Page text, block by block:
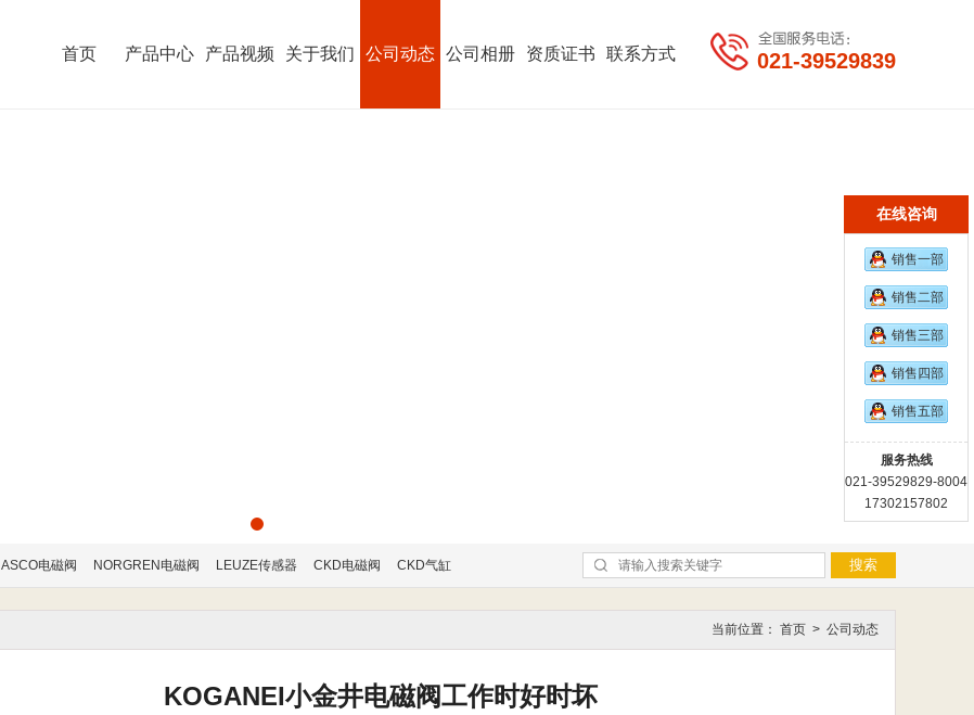
首页 产品中心 产品视频 关于我们 公司动态 公司相册 资质证书 联系方式 021-39529839
ASCO电磁阀 NORGREN电磁阀 LEUZE传感器 CKD电磁阀 CKD气缸
当前位置： 首页 > 公司动态
KOGANEI小金井电磁阀工作时好时坏
在线咨询
销售一部
销售二部
销售三部
销售四部
销售五部
服务热线
021-39529829-8004
17302157802